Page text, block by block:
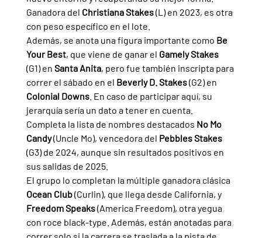
Ganadora del Christiana Stakes (L) en 2023, es otra
con peso específico en el lote.
Además, se anota una figura importante como Be
Your Best, que viene de ganar el Gamely Stakes
(G1) en Santa Anita, pero fue también inscripta para
correr el sábado en el Beverly D. Stakes (G2) en
Colonial Downs. En caso de participar aquí, su
jerarquía sería un dato a tener en cuenta.
Completa la lista de nombres destacados No Mo
Candy (Uncle Mo), vencedora del Pebbles Stakes
(G3) de 2024, aunque sin resultados positivos en
sus salidas de 2025.
El grupo lo completan la múltiple ganadora clásica
Ocean Club (Curlin), que llega desde California, y
Freedom Speaks (America Freedom), otra yegua
con roce black-type. Además, están anotadas para